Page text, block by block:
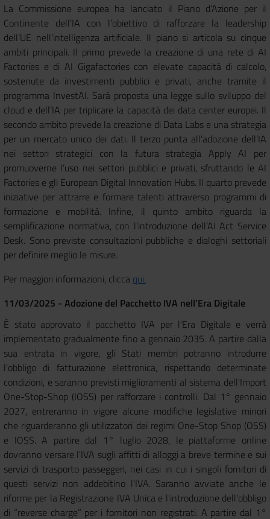
La Commissione europea ha lanciato il Piano d’Azione per il
Continente dell’IA con l’obiettivo di rafforzare la leadership
dell’UE nell’intelligenza artificiale. Il piano si articola su cinque
ambiti principali. Il primo prevede la creazione di una rete di AI
Factories e di AI Gigafactories con elevate capacità di calcolo,
sostenute da investimenti pubblici e privati, anche tramite il
programma InvestAI. Sarà proposta una legge sullo sviluppo del
cloud e dell’IA per triplicare la capacità dei data center europei. Il
secondo ambito prevede la creazione di Data Labs e una strategia
per un mercato unico dei dati. Il terzo punta all’adozione dell’IA
nei settori strategici con la futura strategia Apply AI per
promuoverne l’uso nei settori pubblici e privati, sfruttando le AI
Factories e gli European Digital Innovation Hubs. Il quarto prevede
iniziative per attrarre e formare talenti attraverso programmi di
formazione e mobilità. Infine, il quinto ambito riguarda la
semplificazione normativa, con l’introduzione dell’AI Act Service
Desk. Sono previste consultazioni pubbliche e dialoghi settoriali
per definire meglio le misure.
Per maggiori informazioni, clicca qui.
11/03/2025 - Adozione del Pacchetto IVA nell’Era Digitale
È stato approvato il pacchetto IVA per l'Era Digitale e verrà
implementato gradualmente fino a gennaio 2035. A partire dalla
sua entrata in vigore, gli Stati membri potranno introdurre
l'obbligo di fatturazione elettronica, rispettando determinate
condizioni, e saranno previsti miglioramenti al sistema dell'Import
One-Stop-Shop (IOSS) per rafforzare i controlli. Dal 1° gennaio
2027, entreranno in vigore alcune modifiche legislative minori
che riguarderanno gli utilizzatori dei regimi One-Stop Shop (OSS)
e IOSS. A partire dal 1° luglio 2028, le piattaforme online
dovranno versare l'IVA sugli affitti di alloggi a breve termine e sui
servizi di trasporto passeggeri, nei casi in cui i singoli fornitori di
questi servizi non addebitino l'IVA. Saranno avviate anche le
riforme per la Registrazione IVA Unica e l'introduzione dell'obbligo
di “reverse charge” per i fornitori non registrati. A partire dal 1°